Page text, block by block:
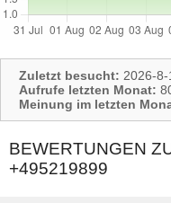
Zuletzt besucht: 2026-8-
Aufrufe letzten Monat:
Meinung im letzten
BEWERTUNGEN
+495219899